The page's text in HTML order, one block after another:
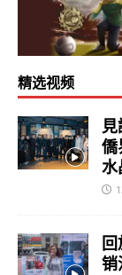
精选视频
僑
水
销